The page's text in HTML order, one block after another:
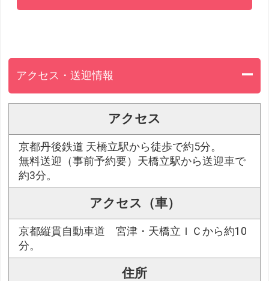
アクセス・送迎情報
アクセス
京都丹後鉄道 天橋立駅から徒歩で約5分。
無料送迎（事前予約要）天橋立駅から送迎車で
約3分。
アクセス（車）
京都縦貫自動車道 宮津・天橋立ＩＣから約10
分。
住所